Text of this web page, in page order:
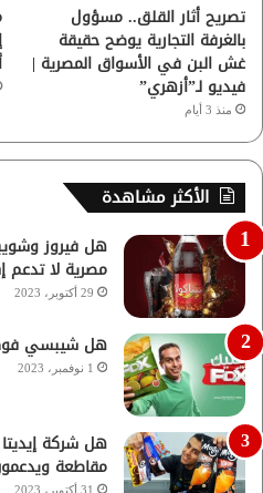
تصريح أثار القلق.. مسؤول
بالغرفة التجارية يوضح حقيقة
غش البن في الأسواق المصرية |
فيديو لـ”أزهري”
منذ 3 أيام
الأكثر مشاهدة
هل فيروز
مصرية لا تدعم
29 أكتوبر، 2023
هل شيبسي
1 نوفمبر، 2023
هل شركة
مقاطعة
31 أكتوبر، 2023